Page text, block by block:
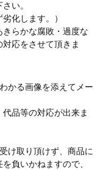
い。
化します。）
らかな腐敗・過度な
応をさせて頂きま
かる画像を添えてメー
品等の対応が出来ま
け取り頂けず、商品に
負いかねますので、